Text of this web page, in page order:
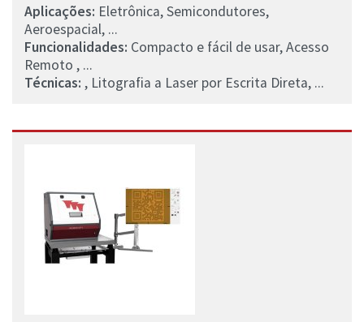
Aplicações: Eletrônica, Semicondutores,
Aeroespacial, ...
Funcionalidades: Compacto e fácil de usar, Acesso
Remoto , ...
Técnicas: , Litografia a Laser por Escrita Direta, ...